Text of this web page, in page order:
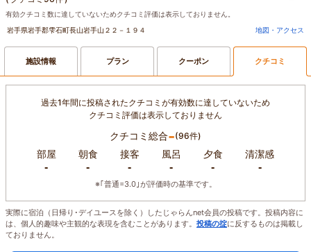
有効クチコミ数に達していないためクチコミ評価は表示しておりません。
岩手県岩手郡雫石町長山岩手山２２－１９４
地図・アクセス
施設情報 プラン クーポン クチコミ
過去1年間に投稿されたクチコミが有効数に達していないため
クチコミ評価は表示しておりません
クチコミ総合-(96件)
部屋
-
朝食
-
接客
-
風呂
-
夕食
-
清潔感
-
※｢普通=3.0｣が評価時の基準です。
実際に宿泊（日帰り･デイユースを除く）したじゃらんnet会員の投稿です。投稿内容に
は、個人的趣味や主観的な表現を含むことがあります。 投稿の掟に反するものは掲載し
ておりません。